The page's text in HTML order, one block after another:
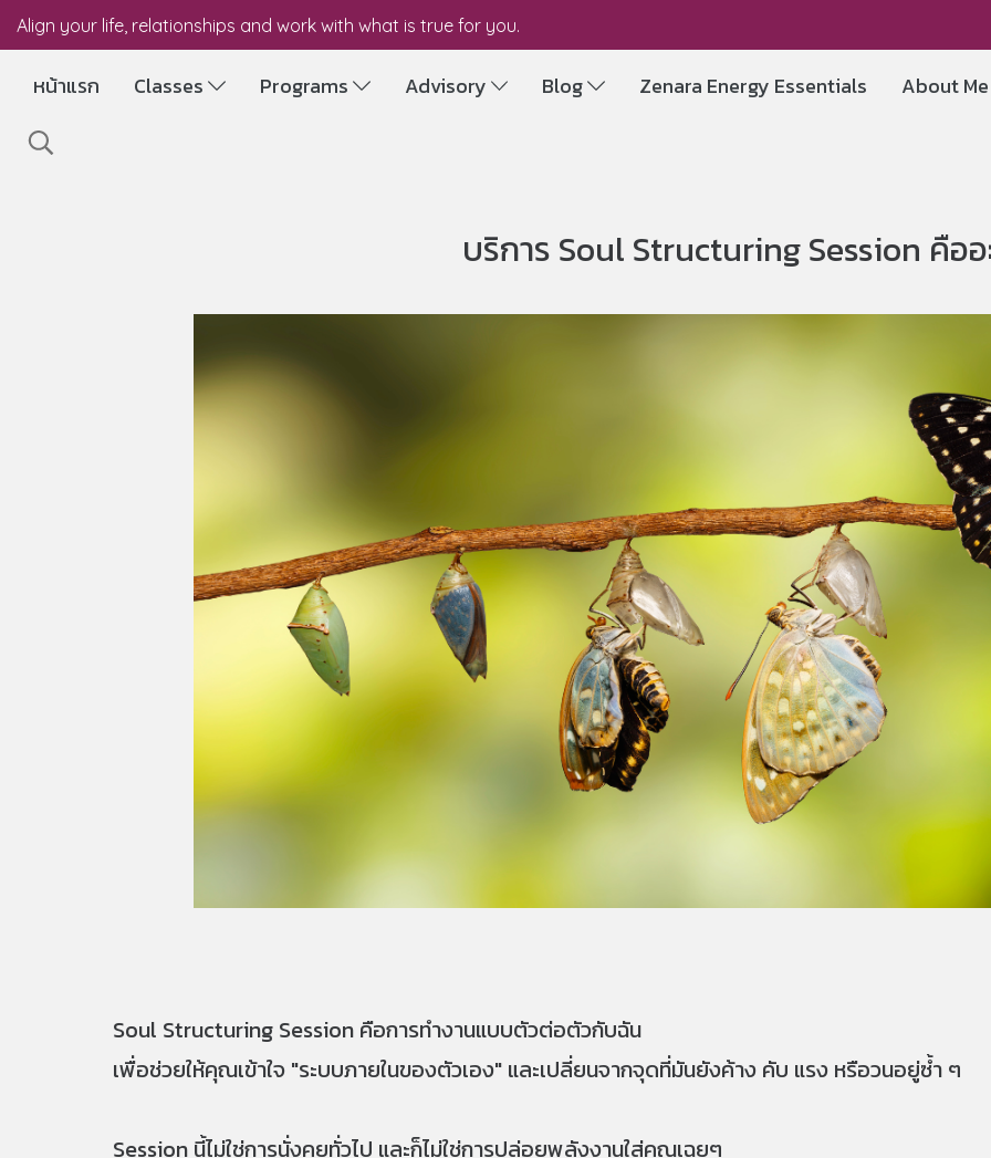
Align your life, relationships and work with what is true for you.
หน้าแรก Classes Programs Advisory Blog Zenara Energy Essentials About Me
บริการ Soul Structuring Session คืออ
Soul Structuring Session คือการทำงานแบบตัวต่อตัวกับฉัน
เพื่อช่วยให้คุณเข้าใจ "ระบบภายในของตัวเอง" และเปลี่ยนจากจุดที่มันยังค้าง คับ แรง หรือวนอยู่ซ้ำ ๆ
Session นี้ไม่ใช่การนั่งคุยทั่วไป และก็ไม่ใช่การปล่อยพลังงานใส่คุณเฉยๆ